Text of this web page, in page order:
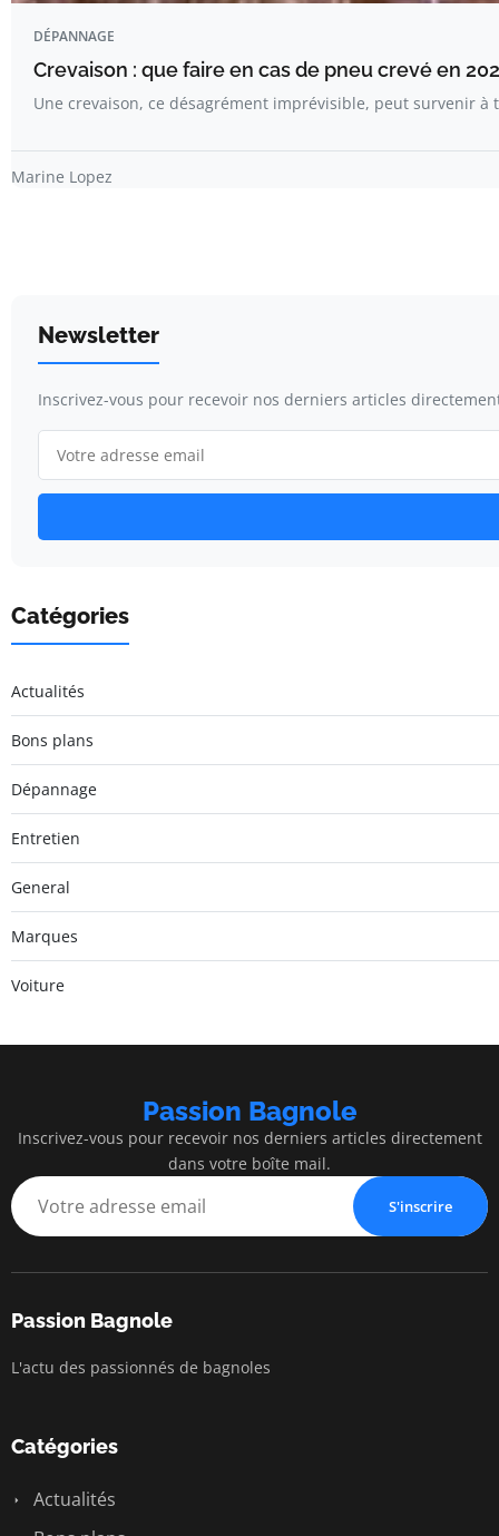
DÉPANNAGE
Crevaison : que faire en cas de pneu crevé en
Une crevaison, ce désagrément imprévisible, peut survenir
Marine Lopez
Newsletter
Inscrivez-vous pour recevoir nos derniers articles
Catégories
Actualités
Bons plans
Dépannage
Entretien
General
Marques
Voiture
Passion Bagnole
Inscrivez-vous pour recevoir nos derniers articles directement
dans votre boîte mail.
S'inscrire
Passion Bagnole
L'actu des passionnés de bagnoles
Catégories
Actualités